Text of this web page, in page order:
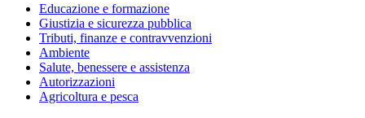
Educazione e formazione
Giustizia e sicurezza pubblica
Tributi, finanze e contravvenzioni
Ambiente
Salute, benessere e assistenza
Autorizzazioni
Agricoltura e pesca